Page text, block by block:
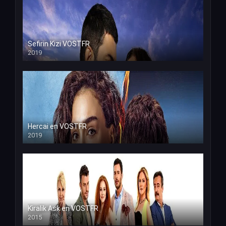
Sefirin Kizi VOSTFR
2019
Hercai en VOSTFR
2019
Kiralik Ask en VOSTFR
2015